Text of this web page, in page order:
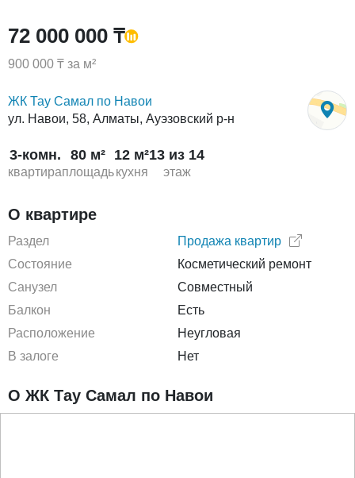
72 000 000 ₸
900 000 ₸ за м²
ЖК Тау Самал по Навои
ул. Навои, 58, Алматы, Ауэзовский р-н
3-комн.
квартира
80 м²
площадь
12 м²
кухня
13 из 14
этаж
О квартире
Раздел
Продажа квартир
Состояние
Косметический ремонт
Санузел
Совместный
Балкон
Есть
Расположение
Неугловая
В залоге
Нет
О ЖК Тау Самал по Навои